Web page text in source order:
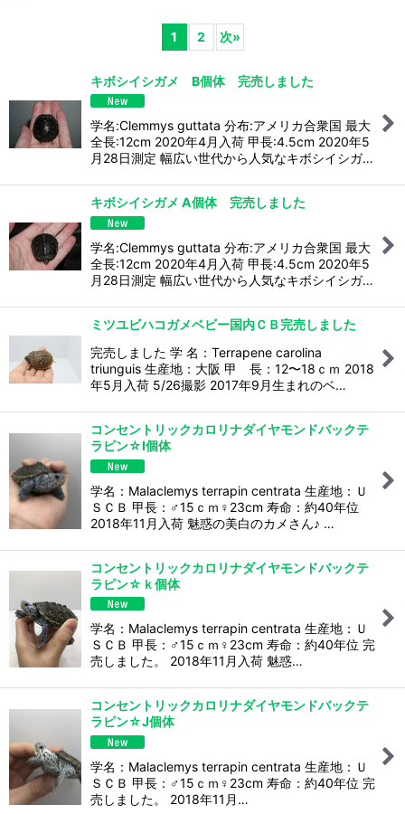
1 2 次»
キボシイシガメ B個体 完売しました
学名:Clemmys guttata 分布:アメリカ合衆国 最大
全長:12cm 2020年4月入荷 甲長:4.5cm 2020年5
月28日測定 幅広い世代から人気なキボシイシガ…
キボシイシガメ A個体 完売しました
学名:Clemmys guttata 分布:アメリカ合衆国 最大
全長:12cm 2020年4月入荷 甲長:4.5cm 2020年5
月28日測定 幅広い世代から人気なキボシイシガ…
ミツユビハコガメベビー国内ＣＢ完売しました
完売しました 学 名：Terrapene carolina
triunguis 生産地：大阪 甲 長：12〜18ｃｍ 2018
年5月入荷 5/26撮影 2017年9月生まれのベ…
コンセントリックカロリナダイヤモンドバックテ
ラピン☆I個体
学名：Malaclemys terrapin centrata 生産地：Ｕ
ＳＣＢ 甲長：♂15ｃｍ♀23cm 寿命：約40年位
2018年11月入荷 魅惑の美白のカメさん♪ …
コンセントリックカロリナダイヤモンドバックテ
ラピン☆ｋ個体
学名：Malaclemys terrapin centrata 生産地：Ｕ
ＳＣＢ 甲長：♂15ｃｍ♀23cm 寿命：約40年位 完
売しました。 2018年11月入荷 魅惑…
コンセントリックカロリナダイヤモンドバックテ
ラピン☆J個体
学名：Malaclemys terrapin centrata 生産地：Ｕ
ＳＣＢ 甲長：♂15ｃｍ♀23cm 寿命：約40年位 完
売しました。 2018年11月…